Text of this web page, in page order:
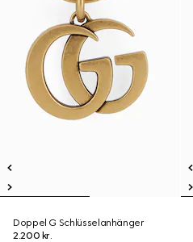
Doppel G Schlüsselanhänger
2.200 kr.